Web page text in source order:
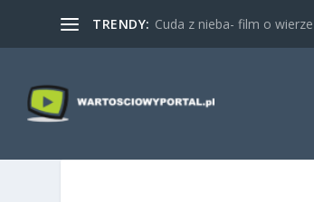
TRENDY: Cuda z nieba- film o wierze